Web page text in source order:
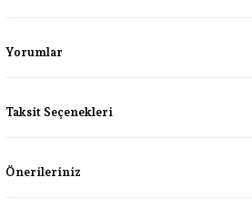
Yorumlar
Taksit Seçenekleri
Önerileriniz